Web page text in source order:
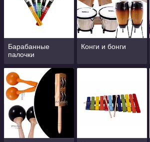
Барабанные
палочки
Конги и бонги